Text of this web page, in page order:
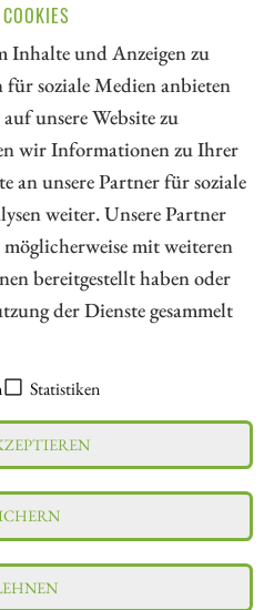
Inhalte und Anzeigen zu
soziale Medien anbieten
unsere Website zu
wir Informationen zu Ihrer
an unsere Partner für soziale
weiter. Unsere Partner
mit weiteren
bereitgestellt haben oder
der Dienste gesammelt
Statistiken
- Die Informationsplattform für
um Kapitalerhöhung, Kapitalmarkt